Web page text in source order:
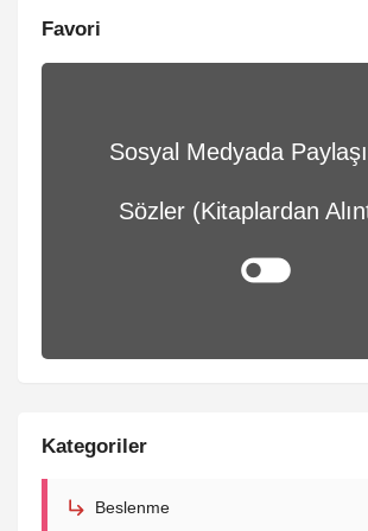
Favori
Sosyal Medyada
Sözler (Kitaplardan
Kategoriler
Beslenme